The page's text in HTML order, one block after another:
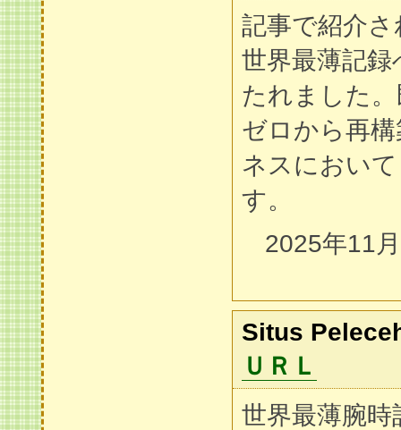
記事で紹介
世界最薄記
たれました
ゼロから再
ネスにおい
す。
2025年11
Situs
ＵＲＬ
世界最薄腕